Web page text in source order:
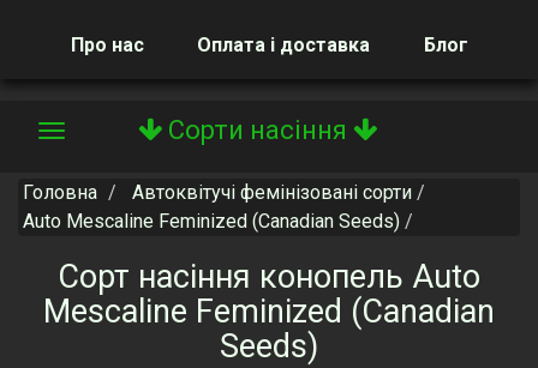
Про нас Оплата і доставка Блог
Сорти насіння
Toggle
Головна
Автоквітучі фемінізовані сорти
Auto Mescaline Feminized (Canadian Seeds)
Сорт насіння конопель Auto
Mescaline Feminized (Canadian
Seeds)